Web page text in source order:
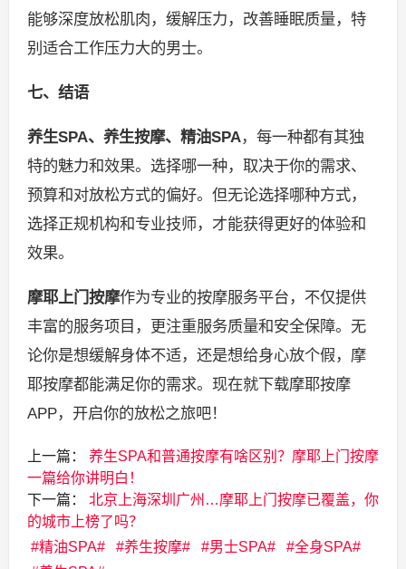
能够深度放松肌肉，缓解压力，改善睡眠质量，特
别适合工作压力大的男士。
七、结语
养生SPA、养生按摩、精油SPA，每一种都有其独
特的魅力和效果。选择哪一种，取决于你的需求、
预算和对放松方式的偏好。但无论选择哪种方式，
选择正规机构和专业技师，才能获得更好的体验和
效果。
摩耶上门按摩作为专业的按摩服务平台，不仅提供
丰富的服务项目，更注重服务质量和安全保障。无
论你是想缓解身体不适，还是想给身心放个假，摩
耶按摩都能满足你的需求。现在就下载摩耶按摩
APP，开启你的放松之旅吧！
上一篇：
养生SPA和普通按摩有啥区别？摩耶上门按摩
一篇给你讲明白！
下一篇：
北京上海深圳广州…摩耶上门按摩已覆盖，你
的城市上榜了吗？
精油SPA
养生按摩 男士SPA
全身SPA